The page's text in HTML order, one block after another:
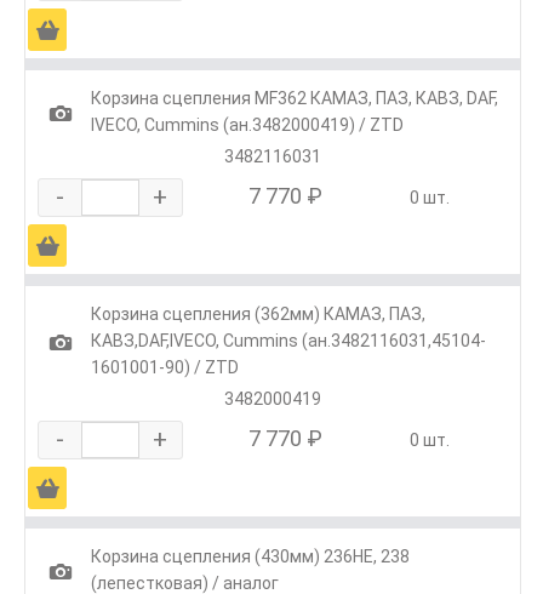
Ä
1
Корзина сцепления MF362 КАМАЗ, ПАЗ, КАВЗ, DAF,
IVECO, Cummins (ан.3482000419) / ZTD
3482116031
- + 7 770 ₽ 0 шт.
Ä
1
Корзина сцепления (362мм) КАМАЗ, ПАЗ,
КАВЗ,DAF,IVECO, Cummins (ан.3482116031,45104-
1601001-90) / ZTD
3482000419
- + 7 770 ₽ 0 шт.
Ä
1
Корзина сцепления (430мм) 236НЕ, 238
(лепестковая) / аналог